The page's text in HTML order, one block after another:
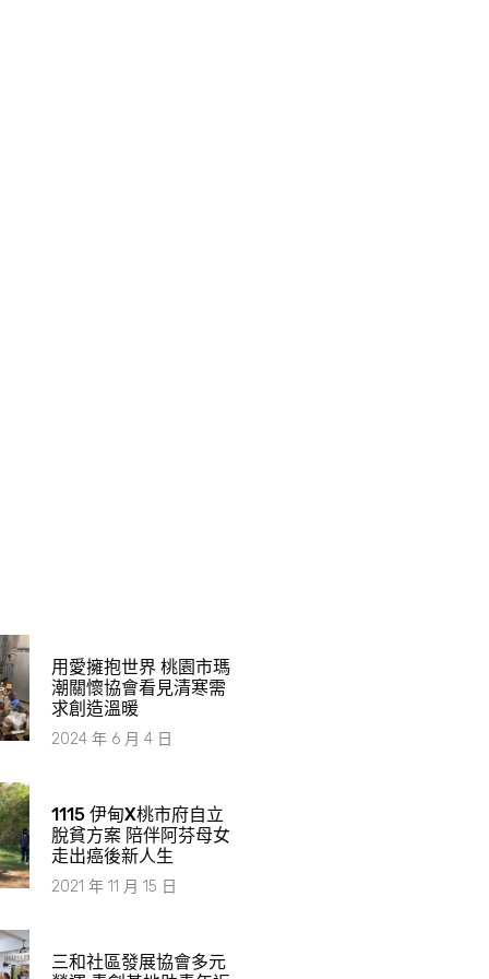
用愛擁抱世界 桃園市瑪
潮關懷協會看見清寒需
求創造溫暖
2024 年 6 月 4 日
1115 伊甸X桃市府自立
脫貧方案 陪伴阿芬母女
走出癌後新人生
2021 年 11 月 15 日
​三和社區發展協會多元